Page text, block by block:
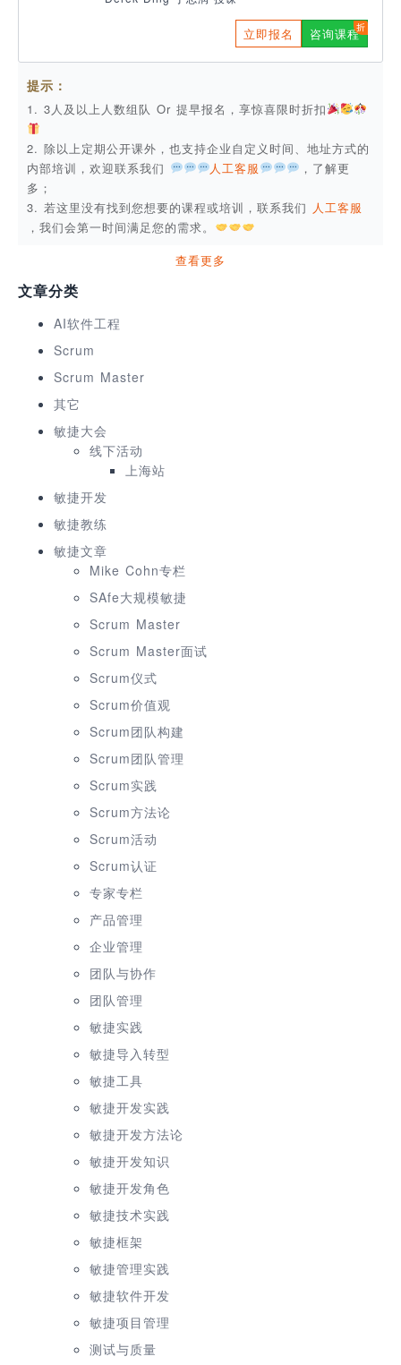
立即报名 咨询课程
提示：
1. 3人及以上人数组队 Or 提早报名，享惊喜限时折扣
2. 除以上定期公开课外，也支持企业自定义时间、地址方式的
内部培训，欢迎联系我们
人工客服
，了解更
多；
3. 若这里没有找到您想要的课程或培训，联系我们 人工客服
，我们会第一时间满足您的需求。
查看更多
文章分类
AI软件工程
Scrum
Scrum Master
其它
敏捷大会
线下活动
上海站
敏捷开发
敏捷教练
敏捷文章
Mike Cohn专栏
SAfe大规模敏捷
Scrum Master
Scrum Master面试
Scrum仪式
Scrum价值观
Scrum团队构建
Scrum团队管理
Scrum实践
Scrum方法论
Scrum活动
Scrum认证
专家专栏
产品管理
企业管理
团队与协作
团队管理
敏捷实践
敏捷导入转型
敏捷工具
敏捷开发实践
敏捷开发方法论
敏捷开发知识
敏捷开发角色
敏捷技术实践
敏捷框架
敏捷管理实践
敏捷软件开发
敏捷项目管理
测试与质量